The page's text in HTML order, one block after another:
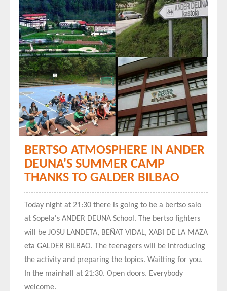
BERTSO ATMOSPHERE IN ANDER
DEUNA'S SUMMER CAMP
THANKS TO GALDER BILBAO
Today night at 21:30 there is going to be a bertso saio
at Sopela's ANDER DEUNA School. The bertso fighters
will be JOSU LANDETA, BEÑAT VIDAL, XABI DE LA MAZA
eta GALDER BILBAO. The teenagers will be introducing
the activity and preparing the topics. Waitting for you.
In the mainhall at 21:30. Open doors. Everybody
welcome.